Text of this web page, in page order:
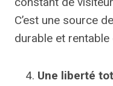
C’est une source
durable et
Une liberté